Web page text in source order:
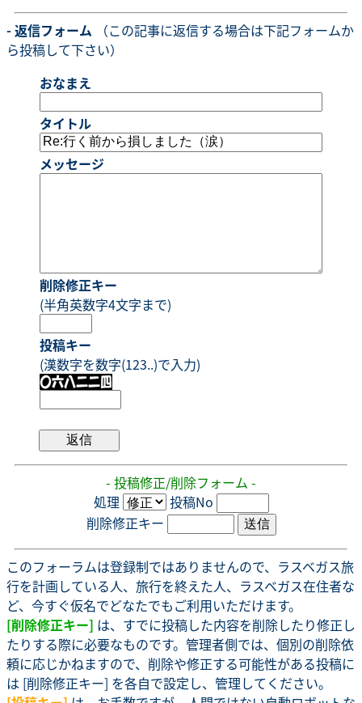
- 返信フォーム （この記事に返信する場合は下記フォームか
ら投稿して下さい）
おなまえ
タイトル
メッセージ
削除修正キー
(半角英数字4文字まで)
投稿キー
(漢数字を数字(123..)で入力)
- 投稿修正/削除フォーム -
処理
投稿No
削除修正キー
このフォーラムは登録制ではありませんので、ラスベガス旅
行を計画している人、旅行を終えた人、ラスベガス在住者な
ど、今すぐ仮名でどなたでもご利用いただけます。
[削除修正キー] は、すでに投稿した内容を削除したり修正し
たりする際に必要なものです。管理者側では、個別の削除依
頼に応じかねますので、削除や修正する可能性がある投稿に
は [削除修正キー] を各自で設定し、管理してください。